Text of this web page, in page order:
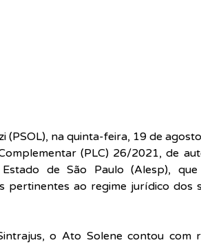
na quinta-feira, 19 de
(PLC) 26/2021, de
de São Paulo (Alesp),
pertinentes ao regime jurídico dos
o Ato Solene contou com